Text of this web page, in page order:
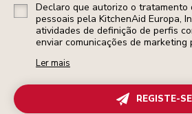
Declaro que autorizo o tratamento
pessoais pela KitchenAid Europa,
atividades de definição de perfis
enviar comunicações de marketing
Ler mais
REGISTE-SE